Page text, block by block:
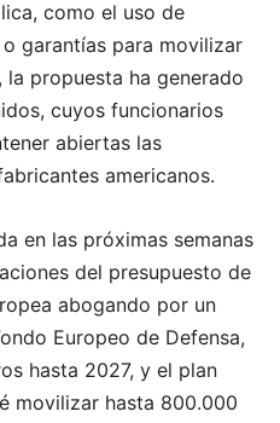
como el uso de
garantías para movilizar
propuesta ha generado
cuyos funcionarios
abiertas las
americanos.
en las próximas semanas
del presupuesto de
abogando por un
Europeo de Defensa,
hasta 2027, y el plan
movilizar hasta 800.000